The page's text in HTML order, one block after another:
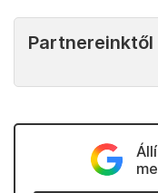
Partnereinktől